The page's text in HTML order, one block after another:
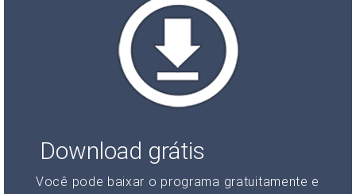
Download grátis
Você pode baixar o programa gratuitamente e